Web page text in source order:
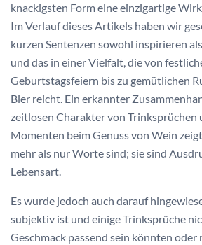
knackigsten Form eine einzigartige
Im Verlauf dieses Artikels haben wir
kurzen Sentenzen sowohl inspirieren
und das in einer Vielfalt, die von
Geburtstagsfeiern bis zu gemütlichen
Bier reicht. Ein erkannter
zeitlosen Charakter von Trinksprüchen
Momenten beim Genuss von Wein
mehr als nur Worte sind; sie sind
Lebensart.
Es wurde jedoch auch darauf
subjektiv ist und einige Trinksprüche
Geschmack passend sein könnten